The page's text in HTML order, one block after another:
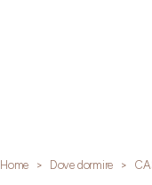
Home Dove dormire